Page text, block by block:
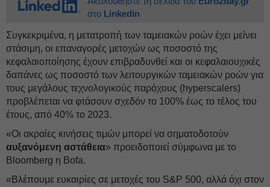
στο Linkedin
Συγκεκριμένα, η μετατροπή των ταμειακών ροών έχει μείνει
στάσιμη, οι επαναγορές μετοχών ως ποσοστό της
κεφαλαιοποίησης έχουν επιβραδυνθεί και οι κεφαλαιουχικές
δαπάνες ως ποσοστό των λειτουργικών ταμειακών ροών για
τους μεγάλους τεχνολογικούς παρόχους (hyperscalers)
προβλέπεται να φτάσουν σχεδόν το 100% έως το τέλος του
έτους, από 40% το 2023.
«Οι ακραίες κινήσεις τιμών μπορεί να σηματοδοτούν
αυξανόμενη αστάθεια» προειδοποιεί σύμφωνα με το
Bloomberg η Bofa.
«Βλέπουμε ευκαιρίες σε μετοχές του S&P 500, αλλά όχι στον